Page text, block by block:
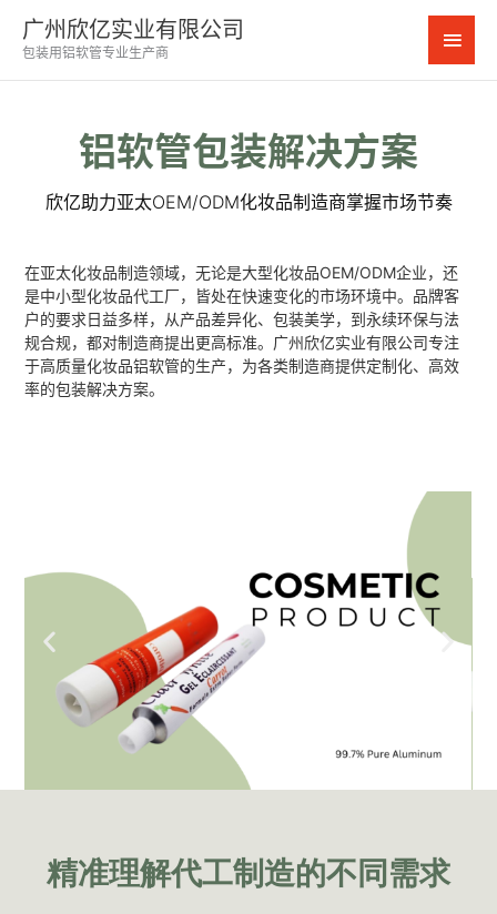
容
广州欣亿实业有限公司
包装用铝软管专业生产商
主
菜
铝软管包装解决方案
欣亿助力亚太OEM/ODM化妆品制造商掌握市场节奏
在亚太化妆品制造领域，无论是大型化妆品OEM/ODM企业，还
是中小型化妆品代工厂，皆处在快速变化的市场环境中。品牌客
户的要求日益多样，从产品差异化、包装美学，到永续环保与法
规合规，都对制造商提出更高标准。广州欣亿实业有限公司专注
于高质量化妆品铝软管的生产，为各类制造商提供定制化、高效
率的包装解决方案。
精准理解代工制造的不同需求